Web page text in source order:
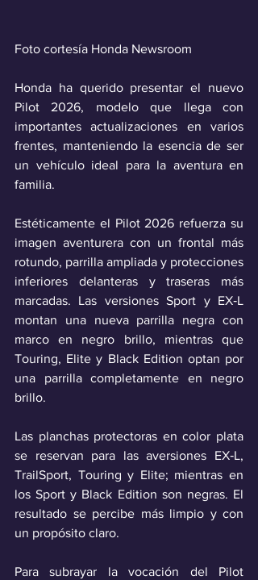
Foto cortesía Honda Newsroom
Honda ha querido presentar el nuevo
Pilot 2026, modelo que llega con
importantes actualizaciones en varios
frentes, manteniendo la esencia de ser
un vehículo ideal para la aventura en
familia.
Estéticamente el Pilot 2026 refuerza su
imagen aventurera con un frontal más
rotundo, parrilla ampliada y protecciones
inferiores delanteras y traseras más
marcadas. Las versiones Sport y EX‑L
montan una nueva parrilla negra con
marco en negro brillo, mientras que
Touring, Elite y Black Edition optan por
una parrilla completamente en negro
brillo.
Las planchas protectoras en color plata
se reservan para las aversiones EX‑L,
TrailSport, Touring y Elite; mientras en
los Sport y Black Edition son negras. El
resultado se percibe más limpio y con
un propósito claro.
Para subrayar la vocación del Pilot